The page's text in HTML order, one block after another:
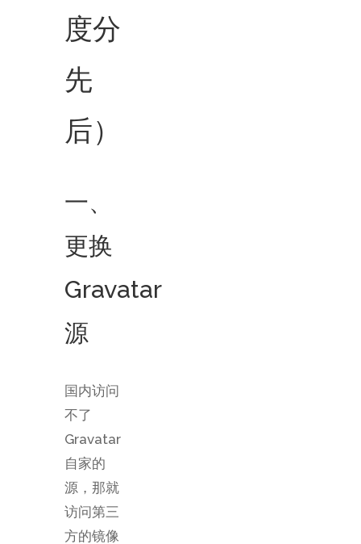
度分
先
后）
一、
更换
Gravatar
源
国内访问
不了
Gravatar
自家的
源，那就
访问第三
方的镜像